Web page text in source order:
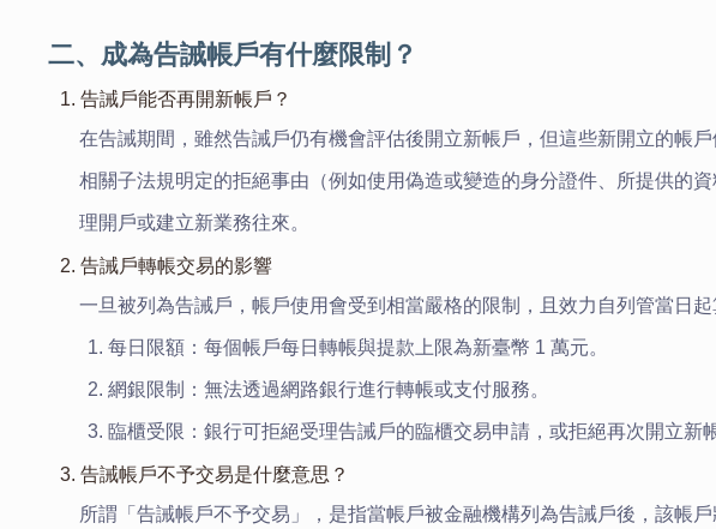
二、成為告誡帳戶有什麼限制？
1. 告誡戶能否再開新帳戶？
在告誡期間，雖然告誡戶仍有機會評估後開立新帳戶，但這些新開立的帳
相關子法規明定的拒絕事由（例如使用偽造或變造的身分證件、所提供的
理開戶或建立新業務往來。
2. 告誡戶轉帳交易的影響
一旦被列為告誡戶，帳戶使用會受到相當嚴格的限制，且效力自列管當日
每日限額：每個帳戶每日轉帳與提款上限為新臺幣 1 萬元。
網銀限制：無法透過網路銀行進行轉帳或支付服務。
臨櫃受限：銀行可拒絕受理告誡戶的臨櫃交易申請，或拒絕再次開立新
3. 告誡帳戶不予交易是什麼意思？
所謂「告誡帳戶不予交易」，是指當帳戶被金融機構列為告誡戶後，該帳